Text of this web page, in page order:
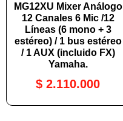
MG12XU Mixer Análogo
12 Canales 6 Mic /12
Líneas (6 mono + 3
estéreo) / 1 bus estéreo
/ 1 AUX (incluido FX)
Yamaha.
$ 2.110.000